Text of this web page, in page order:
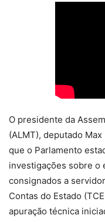
O presidente da
(ALMT), deputado
que o Parlamento
investigações sobre o
consignados a
Contas do Estado
apuração técnica